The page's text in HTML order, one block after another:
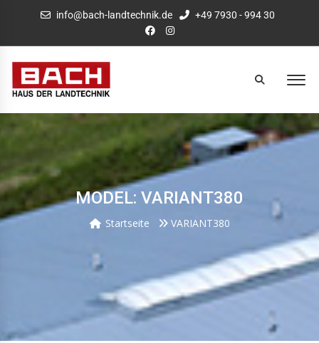
info@bach-landtechnik.de +49 7930 - 994 30
MODEL: VARIANT380
Startseite VARIANT380